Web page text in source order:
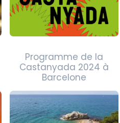
Programme de la
Castanyada 2024 à
Barcelone